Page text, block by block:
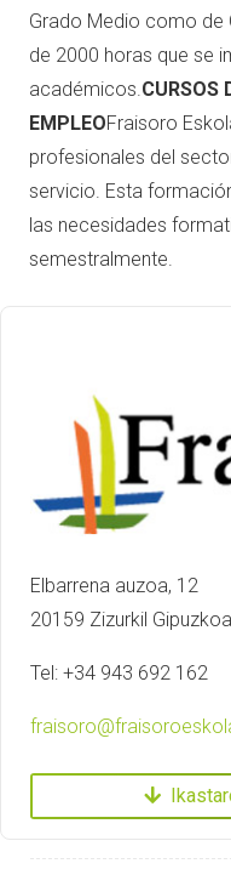
Grado Medio como de
de 2000 horas que se
académicos.CURSOS
EMPLEOFraisoro
profesionales del
servicio. Esta
las necesidades
semestralmente.
Elbarrena auzoa, 12
20159 Zizurkil Gipuzkoa
Tel: +34 943 692 162